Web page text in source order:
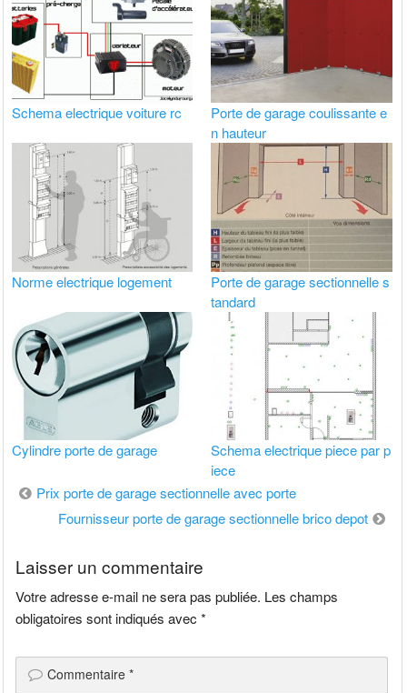
Schema electrique voiture rc
Porte de garage coulissante e
n hauteur
Norme electrique logement
Porte de garage sectionnelle s
tandard
Cylindre porte de garage
Schema electrique piece par p
iece
Navigation
Prix porte de garage sectionnelle avec porte
Fournisseur porte de garage sectionnelle brico depot
Laisser un commentaire
Votre adresse e-mail ne sera pas publiée. Les champs
obligatoires sont indiqués avec*
Commentaire*